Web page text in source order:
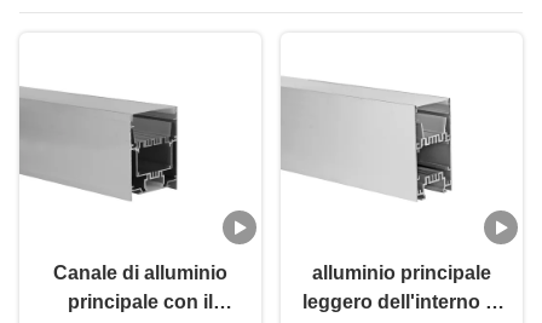
LED
Canale di alluminio
principale con il
alluminio principale
leggero dell'interno di